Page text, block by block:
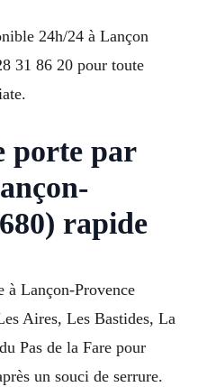
24h/24 à Lançon
31 86 20 pour toute
porte par
rapide
à Lançon-Provence
Aires, Les Bastides, La
Pas de la Fare pour
un souci de serrure.